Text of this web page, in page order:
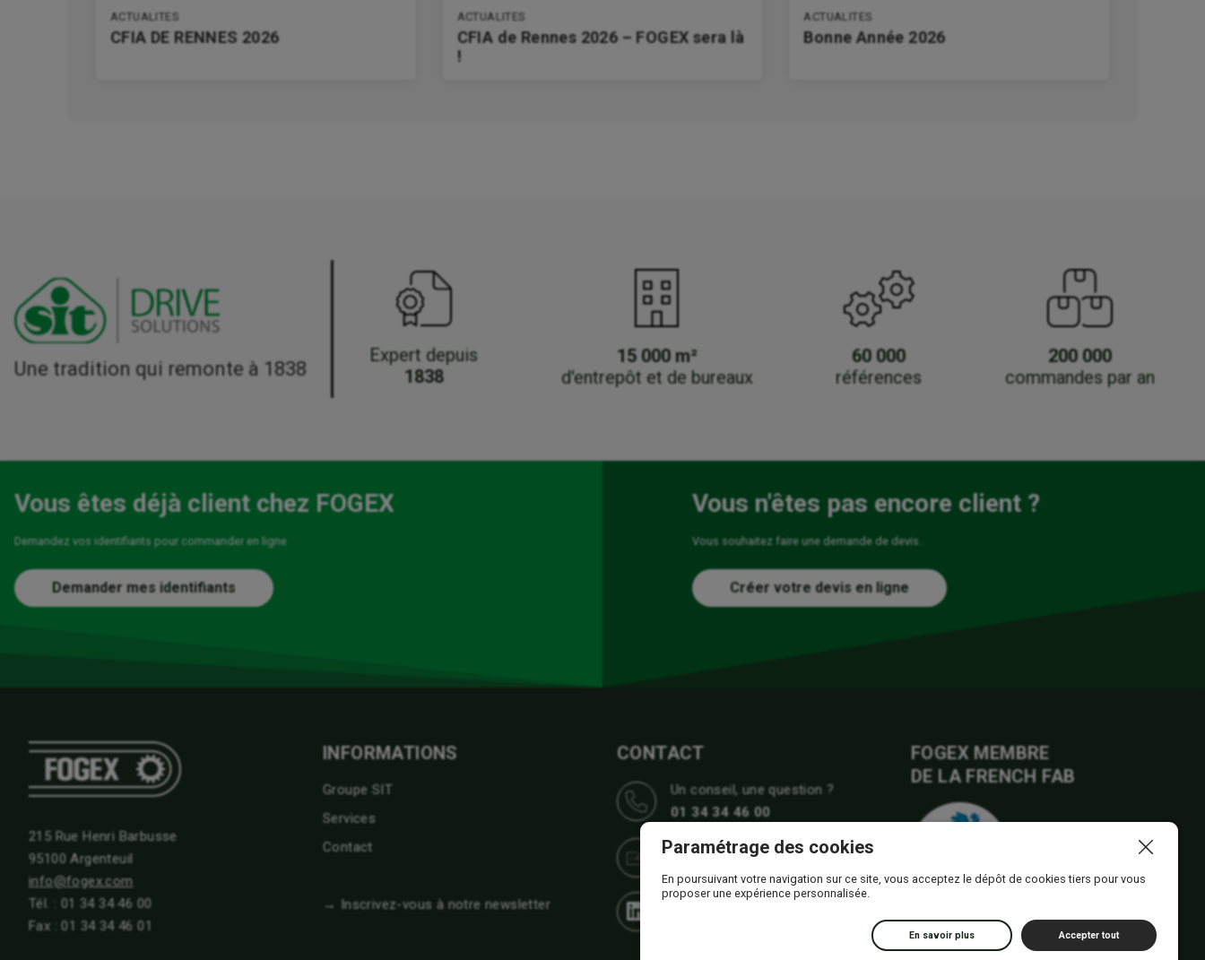
ACTUALITES
CFIA DE RENNES 2026
ACTUALITES
CFIA de Rennes 2026 – FOGEX sera là
!
ACTUALITES
Bonne Année 2026
Une tradition qui remonte à 1838
Expert depuis
1838
15 000 m²
d'entrepôt et de bureaux
60 000
références
200 000
commandes par an
Vous êtes déjà client chez FOGEX
Demandez vos identifiants pour commander en ligne
Demander mes identifiants
Vous n'êtes pas encore client ?
Vous souhaitez faire une demande de devis.
Créer votre devis en ligne
215 Rue Henri Barbusse
95100 Argenteuil
info@fogex.com
Tél. : 01 34 34 46 00
Fax : 01 34 34 46 01
INFORMATIONS
Groupe SIT
Services
Contact
→ Inscrivez-vous à notre newsletter
CONTACT
Un conseil, une question ?
01 34 34 46 00
Écrivez nous
FOGEX MEMBRE
DE LA FRENCH FAB
Paramétrage des cookies
En poursuivant votre navigation sur ce site, vous acceptez le dépôt de cookies tiers pour vous
proposer une expérience personnalisée.
En savoir plus Accepter tout